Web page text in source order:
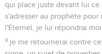
qui place juste devant lui
s'adresser au prophète pour
l'Eternel, je lui répondrai
8 je me retournerai contre